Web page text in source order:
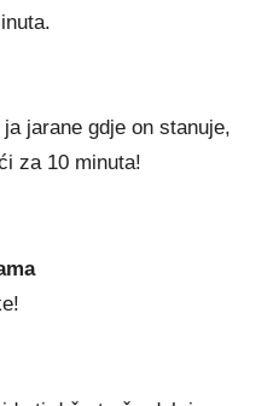
jarane gdje on stanuje,
za 10 minuta!